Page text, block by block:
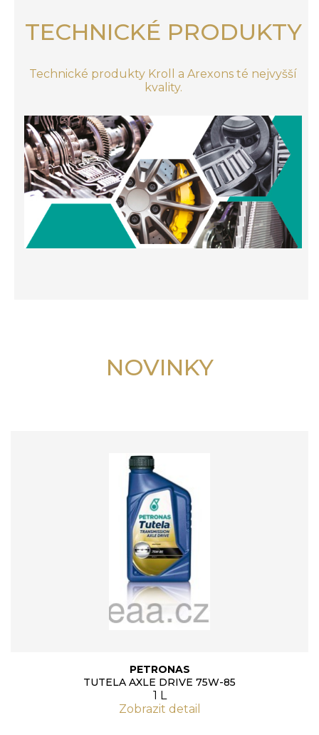
TECHNICKÉ PRODUKTY
Technické produkty Kroll a Arexons té nejvyšší
kvality.
NOVINKY
PETRONAS
TUTELA AXLE DRIVE 75W-85
1 L
Zobrazit detail